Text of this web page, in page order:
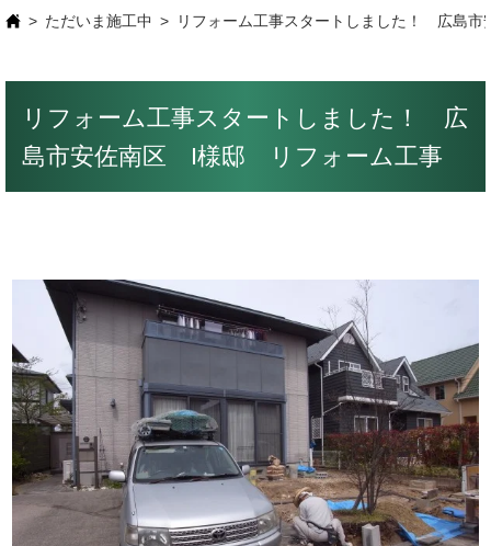
ただいま施工中 リフォーム工事スタートしました！ 広島
リフォーム工事スタートしました！ 広
島市安佐南区 I様邸 リフォーム工事